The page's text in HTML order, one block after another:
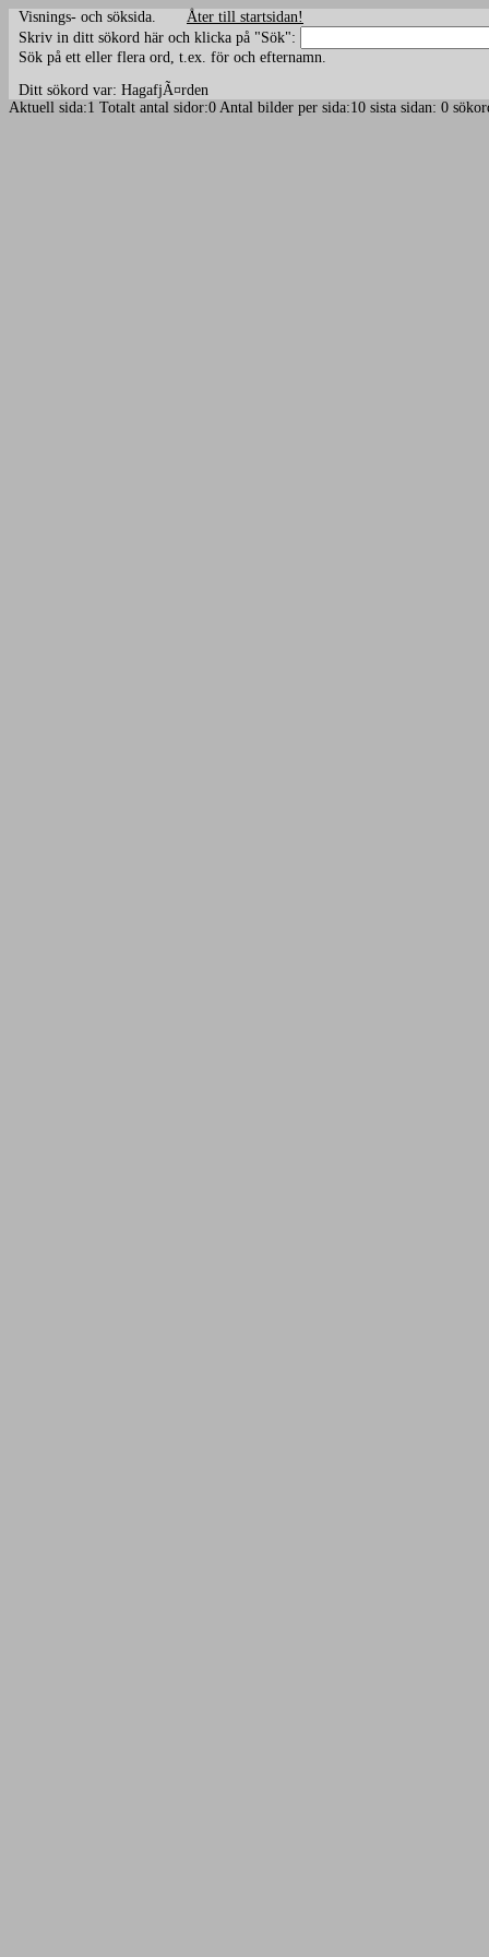
Visnings- och söksida. Åter till startsidan!
Skriv in ditt sökord här och klicka på "Sök":
Sök på ett eller flera ord, t.ex. för och efternamn.
Ditt sökord var: HagafjÃ¤rden
Aktuell sida:1 Totalt antal sidor:0 Antal bilder per sida:10 sista sidan: 0